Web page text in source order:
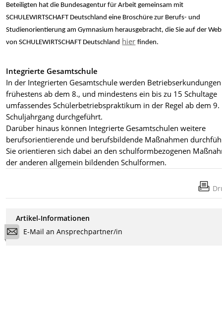
Beteiligten hat die Bundesagentur für Arbeit gemeinsam mit
SCHULEWIRTSCHAFT Deutschland eine Broschüre zur Berufs- und
Studienorientierung am Gymnasium herausgebracht, die Sie auf der
von SCHULEWIRTSCHAFT Deutschland hier finden.
Integrierte Gesamtschule
In der Integrierten Gesamtschule werden Betriebserkundungen
frühestens ab dem 8., und mindestens ein bis zu 15 Schultage
umfassendes Schülerbetriebspraktikum in der Regel ab dem 9.
Schuljahrgang durchgeführt.
Darüber hinaus können Integrierte Gesamtschulen weitere
berufsorientierende und berufsbildende Maßnahmen
Sie orientieren sich dabei an den schulformbezogenen
der anderen allgemein bildenden Schulformen.
Artikel-Informationen
E-Mail an Ansprechpartner/in